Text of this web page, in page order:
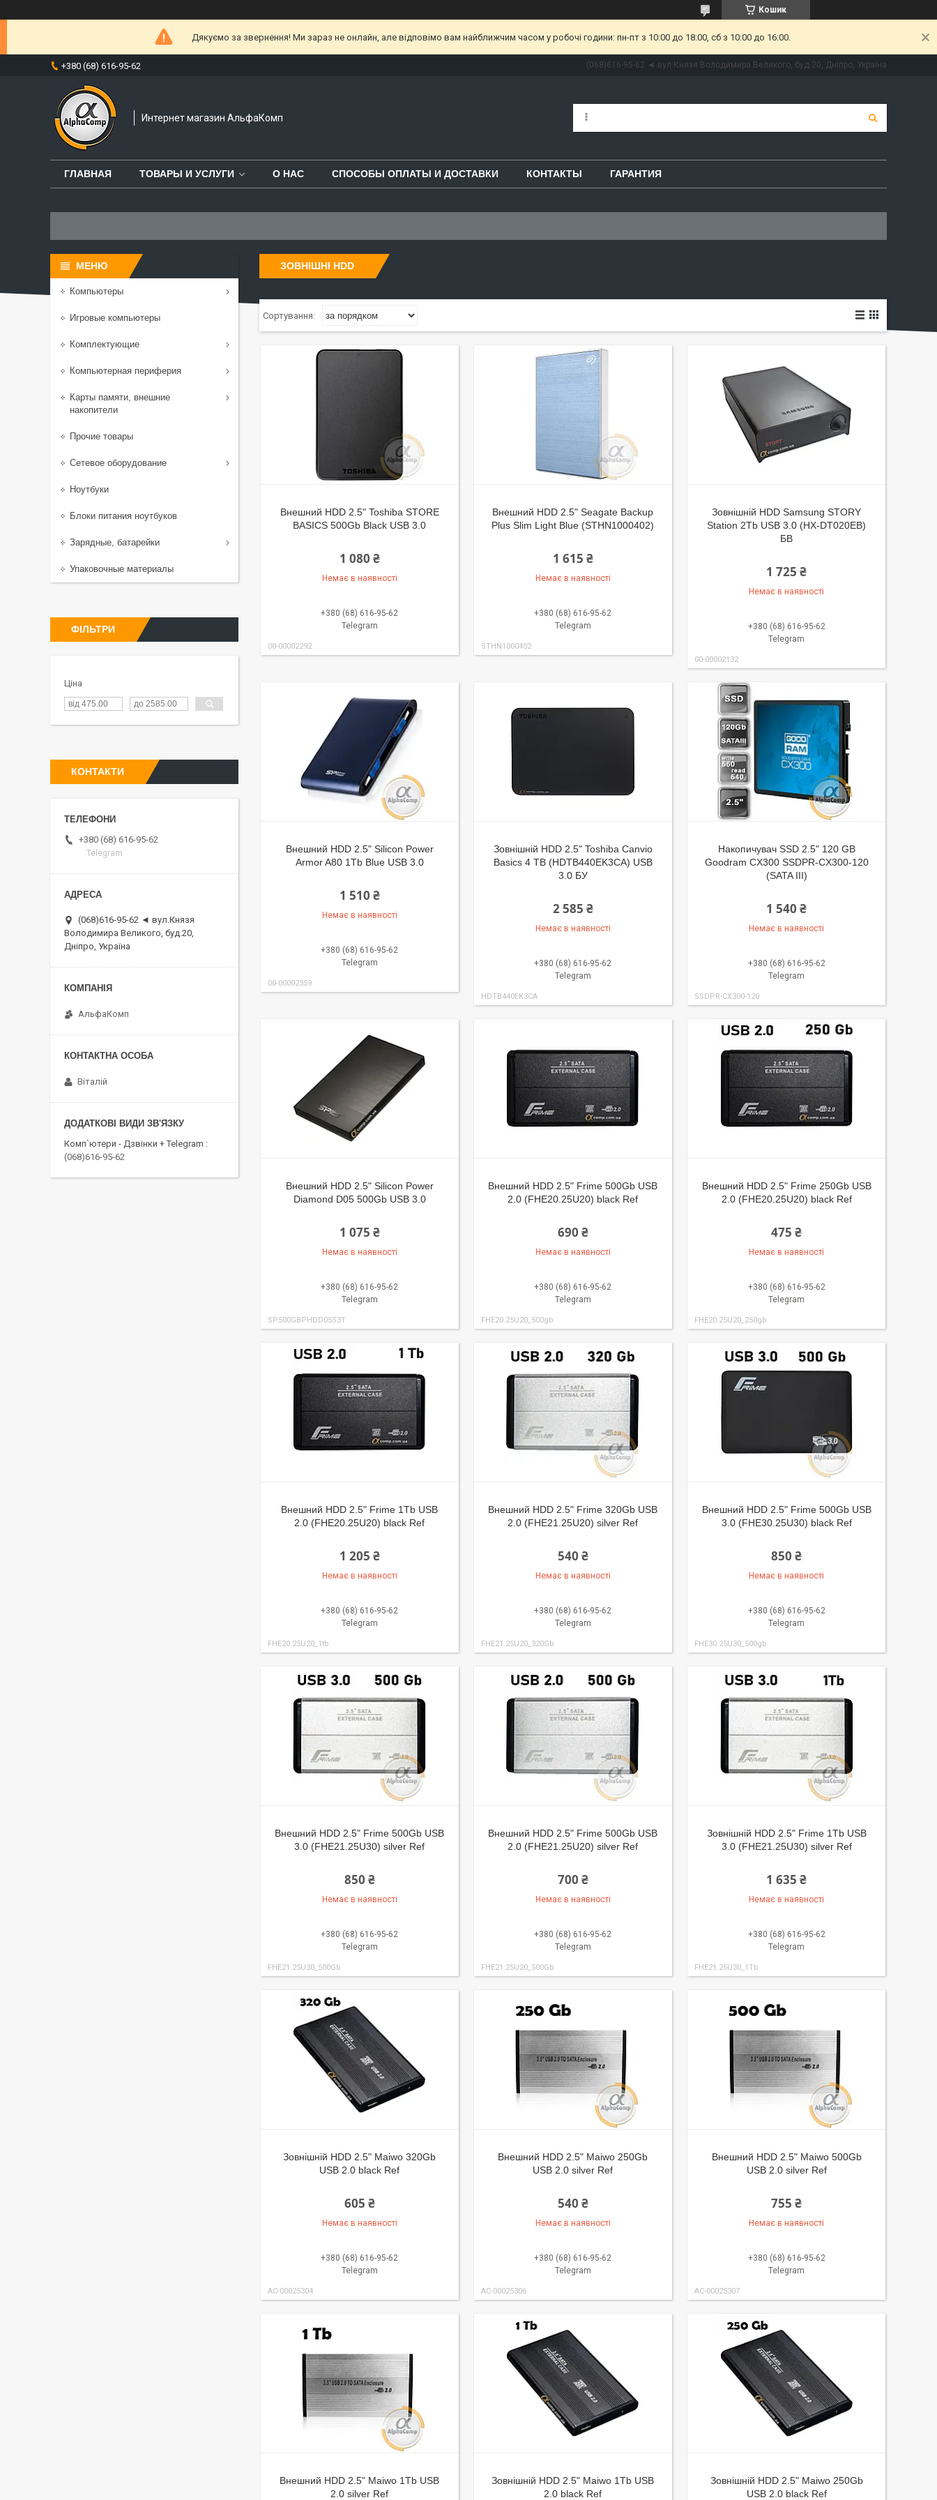
Кошик
Дякуємо за звернення! Ми зараз не онлайн, але відповімо вам найближчим часом у робочі години: пн-пт з 10:00 до 18:00, сб з 10:00 до 16:00.
+380 (68) 616-95-62 (068)616-95-62 ◄ вул.Князя Володимира Великого, буд.20, Дніпро, Україна
Интернет магазин АльфаКомп
ГЛАВНАЯ ТОВАРЫ И УСЛУГИ О НАС СПОСОБЫ ОПЛАТЫ И ДОСТАВКИ КОНТАКТЫ ГАРАНТИЯ
ЗОВНІШНІ HDD
Внешний HDD 2.5" Toshiba STORE
BASICS 500Gb Black USB 3.0
1 080 ₴
Немає в наявності
+380 (68) 616-95-62
Telegram
00-00002292
Внешний HDD 2.5" Seagate Backup
Plus Slim Light Blue (STHN1000402)
1 615 ₴
Немає в наявності
+380 (68) 616-95-62
Telegram
STHN1000402
Зовнішній HDD Samsung STORY
Station 2Tb USB 3.0 (HX-DT020EB)
БВ
1 725 ₴
Немає в наявності
+380 (68) 616-95-62
Telegram
00-00002132
Внешний HDD 2.5" Silicon Power
Armor A80 1Tb Blue USB 3.0
1 510 ₴
Немає в наявності
+380 (68) 616-95-62
Telegram
00-00002359
Зовнішній HDD 2.5" Toshiba Canvio
Basics 4 TB (HDTB440EK3CA) USB
3.0 БУ
2 585 ₴
Немає в наявності
+380 (68) 616-95-62
Telegram
HDTB440EK3CA
Накопичувач SSD 2.5" 120 GB
Goodram CX300 SSDPR-CX300-120
(SATA III)
1 540 ₴
Немає в наявності
+380 (68) 616-95-62
Telegram
SSDPR-CX300-120
Внешний HDD 2.5" Silicon Power
Diamond D05 500Gb USB 3.0
1 075 ₴
Немає в наявності
+380 (68) 616-95-62
Telegram
SP500GBPHDD05S3T
Внешний HDD 2.5" Frime 500Gb USB
2.0 (FHE20.25U20) black Ref
690 ₴
Немає в наявності
+380 (68) 616-95-62
Telegram
FHE20.25U20_500gb
Внешний HDD 2.5" Frime 250Gb USB
2.0 (FHE20.25U20) black Ref
475 ₴
Немає в наявності
+380 (68) 616-95-62
Telegram
FHE20.25U20_250gb
Внешний HDD 2.5" Frime 1Tb USB
2.0 (FHE20.25U20) black Ref
1 205 ₴
Немає в наявності
+380 (68) 616-95-62
Telegram
FHE20.25U20_1tb
Внешний HDD 2.5" Frime 320Gb USB
2.0 (FHE21.25U20) silver Ref
540 ₴
Немає в наявності
+380 (68) 616-95-62
Telegram
FHE21.25U20_320Gb
Внешний HDD 2.5" Frime 500Gb USB
3.0 (FHE30.25U30) black Ref
850 ₴
Немає в наявності
+380 (68) 616-95-62
Telegram
FHE30.25U30_500gb
Внешний HDD 2.5" Frime 500Gb USB
3.0 (FHE21.25U30) silver Ref
850 ₴
Немає в наявності
+380 (68) 616-95-62
Telegram
FHE21.25U30_500Gb
Внешний HDD 2.5" Frime 500Gb USB
2.0 (FHE21.25U20) silver Ref
700 ₴
Немає в наявності
+380 (68) 616-95-62
Telegram
FHE21.25U20_500Gb
Зовнішній HDD 2.5" Frime 1Tb USB
3.0 (FHE21.25U30) silver Ref
1 635 ₴
Немає в наявності
+380 (68) 616-95-62
Telegram
FHE21.25U30_1Tb
Зовнішній HDD 2.5" Maiwo 320Gb
USB 2.0 black Ref
605 ₴
Немає в наявності
+380 (68) 616-95-62
Telegram
AC-00025304
Внешний HDD 2.5" Maiwo 250Gb
USB 2.0 silver Ref
540 ₴
Немає в наявності
+380 (68) 616-95-62
Telegram
AC-00025306
Внешний HDD 2.5" Maiwo 500Gb
USB 2.0 silver Ref
755 ₴
Немає в наявності
+380 (68) 616-95-62
Telegram
AC-00025307
Внешний HDD 2.5" Maiwo 1Tb USB
2.0 silver Ref
Зовнішній HDD 2.5" Maiwo 1Tb USB
2.0 black Ref
Зовнішній HDD 2.5" Maiwo 250Gb
USB 2.0 black Ref
Компьютеры
Игровые компьютеры
Комплектующие
Компьютерная периферия
Карты памяти, внешние
накопители
Прочие товары
Сетевое оборудование
Ноутбуки
Блоки питания ноутбуков
Зарядные, батарейки
Упаковочные материалы
ФІЛЬТРИ
Ціна
КОНТАКТИ
+380 (68) 616-95-62
Telegram
(068)616-95-62 ◄ вул.Князя
Володимира Великого, буд.20,
Дніпро, Україна
АльфаКомп
Віталій
Комп`ютери - Дзвінки + Telegram
(068)616-95-62